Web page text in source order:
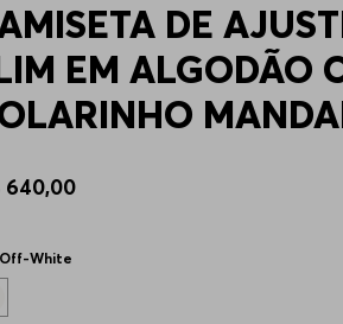
DE
EM ALGODÃO
640,00
Off-White